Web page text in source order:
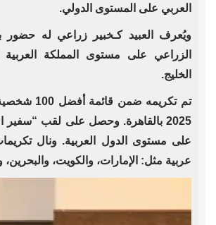
العربي على المستوى ‏الدولي. ‏
ويُعرف العبيد كـخبير زراعي له حضور
‏الزراعي على مستوى المملكة
الخليج. ‏
تم تكريمه
2025 بالقاهرة. وحصل على لقب “سفير
على مستوى الدول العربية. ‏ونال
عربية مثل: الإمارات، ‏والكويت، والبحرين،